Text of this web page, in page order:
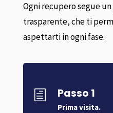
Ogni recupero segue
trasparente, che ti
aspettarti in ogni fase.
h Passo 1
Prima visita.